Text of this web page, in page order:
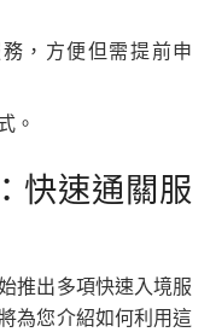
，方便但需提前申
。
快速通關服
推出多項快速入境服
為您介紹如何利用這